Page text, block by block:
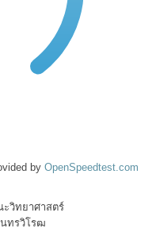
by OpenSpeedtest.com
วิทยาศาสตร์
ทรวิโรฒ